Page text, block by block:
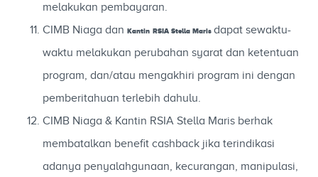
melakukan pembayaran.
CIMB Niaga dan Kantin RSIA Stella Maris dapat sewaktu-
waktu melakukan perubahan syarat dan ketentuan
program, dan/atau mengakhiri program ini dengan
pemberitahuan terlebih dahulu.
CIMB Niaga & Kantin RSIA Stella Maris berhak
membatalkan benefit cashback jika terindikasi
adanya penyalahgunaan, kecurangan, manipulasi,